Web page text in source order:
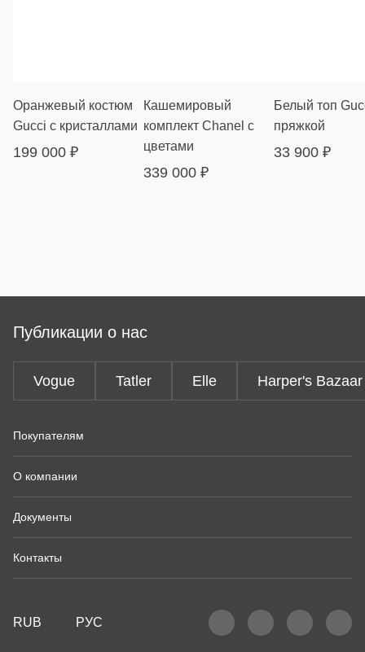
Оранжевый костюм
Gucci с кристаллами
199 000 ₽
Кашемировый
комплект Chanel с
цветами
339 000 ₽
Белый топ
пряжкой
33 900 ₽
Публикации о нас
Vogue Tatler Elle Harper's Bazaar
Покупателям
О компании
Документы
Контакты
RUB РУС